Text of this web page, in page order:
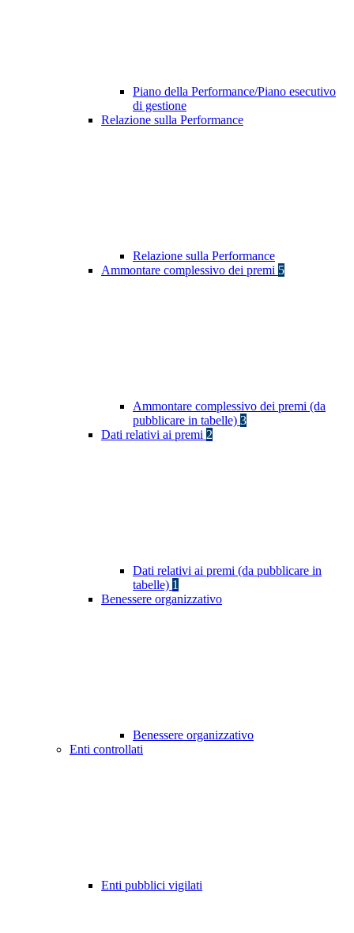
Piano della Performance/Piano esecutivo
di gestione
Relazione sulla Performance
Relazione sulla Performance
Ammontare complessivo dei premi 5
Ammontare complessivo dei premi (da
pubblicare in tabelle) 3
Dati relativi ai premi 2
Dati relativi ai premi (da pubblicare in
tabelle) 1
Benessere organizzativo
Benessere organizzativo
Enti controllati
Enti pubblici vigilati